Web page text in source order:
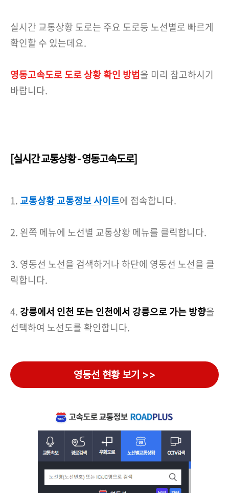
실시간 교통상황 도로는 주요 도로등 노선별로 빠르게
확인할 수 있는데요.
영동고속도로 도로 상황 확인 방법을 미리 참고하시기
바랍니다.
[실시간 교통상황 - 영동고속도로]
1. 교통상황 교통정보 사이트에 접속합니다.
2. 왼쪽 메뉴에 노선별 교통상황 메뉴를 클릭합니다.
3. 영동선 노선을 검색하거나 하단에 영동선 노선을 클
릭합니다.
4. 강릉에서 인천 또는 인천에서 강릉으로 가는 방향을
선택하여 노선도를 확인합니다.
영동선 현황 보기 >>